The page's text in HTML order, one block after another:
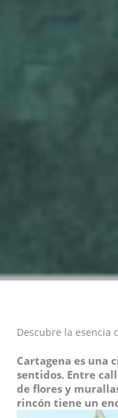
Descubre la esencia
Cartagena es una
sentidos. Entre
de flores y
rincón tiene un